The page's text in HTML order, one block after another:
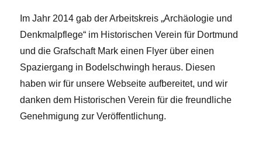
Im Jahr 2014 gab der Arbeitskreis „Archäologie und
Denkmalpflege“ im Historischen Verein für Dortmund
und die Grafschaft Mark einen Flyer über einen
Spaziergang in Bodelschwingh heraus. Diesen
haben wir für unsere Webseite aufbereitet, und wir
danken dem Historischen Verein für die freundliche
Genehmigung zur Veröffentlichung.